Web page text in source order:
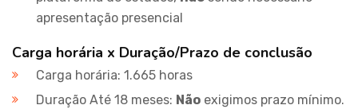
apresentação presencial
Carga horária x Duração/Prazo de conclusão
Carga horária: 1.665 horas
Duração Até 18 meses: Não exigimos prazo mínimo.